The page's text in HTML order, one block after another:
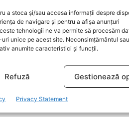
a stoca și/sau accesa informații despre
de navigare și pentru a afișa anunțuri
tehnologii ne va permite să procesăm
unice pe acest site. Neconsimțământul sau
anumite caracteristici și funcții.
Refuză Gestionează
Privacy Statement
restaurante si retete
si comenteaza